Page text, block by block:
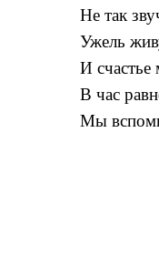
Не так
Ужель
И счастье
В час
Мы